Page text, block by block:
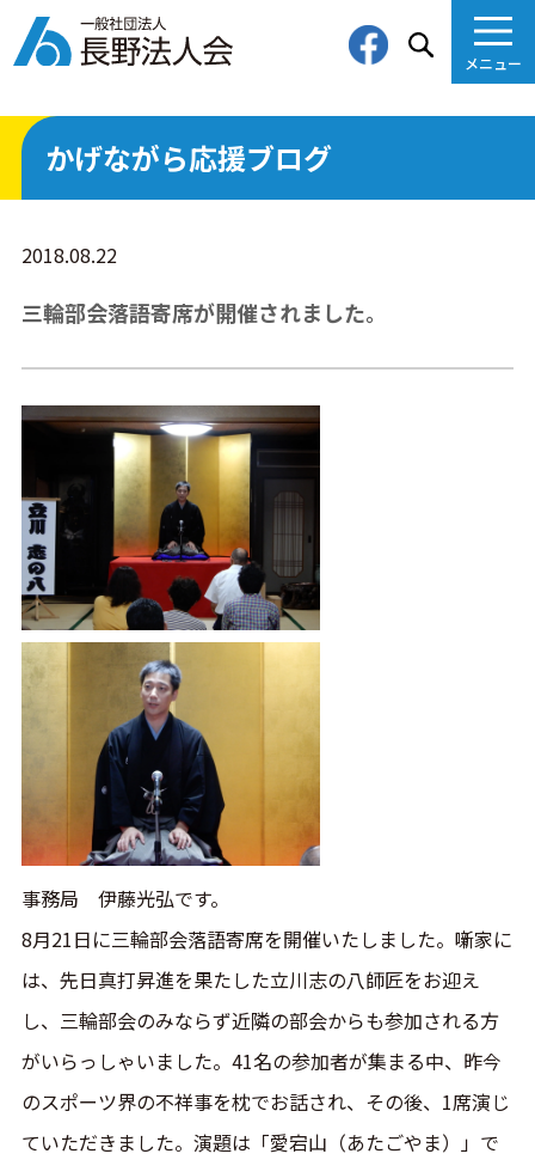
メニュー
検索
かげながら応援ブログ
2018.08.22
三輪部会落語寄席が開催されました。
事務局 伊藤光弘です。
8月21日に三輪部会落語寄席を開催いたしました。噺家に
は、先日真打昇進を果たした立川志の八師匠をお迎え
し、三輪部会のみならず近隣の部会からも参加される方
がいらっしゃいました。41名の参加者が集まる中、昨今
のスポーツ界の不祥事を枕でお話され、その後、1席演じ
ていただきました。演題は「愛宕山（あたごやま）」で